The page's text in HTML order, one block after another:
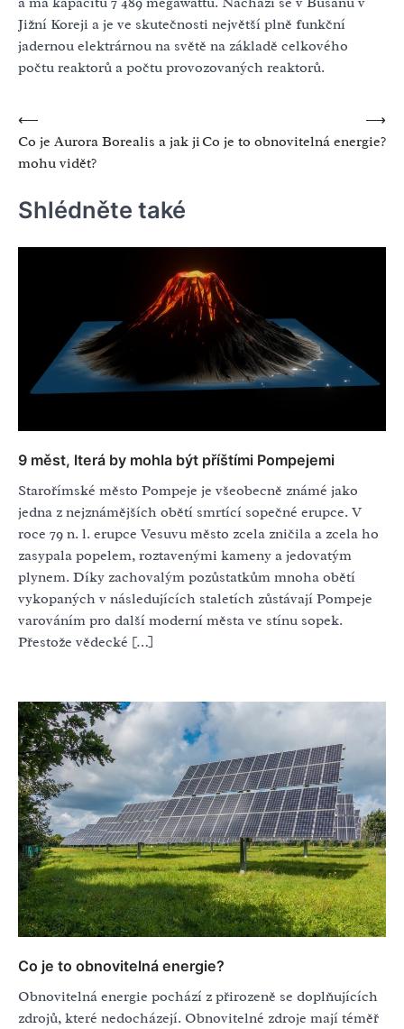
Jižní Koreji a je ve skutečnosti největší plně funkční
jadernou elektrárnou na světě na základě celkového
počtu reaktorů a počtu provozovaných reaktorů.
Navigace
pro
⟵
Co je Aurora Borealis a jak ji
mohu vidět?
Co je to obnovitelná energie?
⟶
Shlédněte také
9 měst, lterá by mohla být příštími Pompejemi
Starořímské město Pompeje je všeobecně známé jako
jedna z nejznámějších obětí smrtící sopečné erupce. V
roce 79 n. l. erupce Vesuvu město zcela zničila a zcela ho
zasypala popelem, roztavenými kameny a jedovatým
plynem. Díky zachovalým pozůstatkům mnoha obětí
vykopaných v následujících staletích zůstávají Pompeje
varováním pro další moderní města ve stínu sopek.
Přestože vědecké […]
Co je to obnovitelná energie?
Obnovitelná energie pochází z přirozeně se doplňujících
zdrojů, které nedocházejí. Obnovitelné zdroje mají téměř